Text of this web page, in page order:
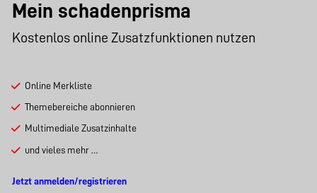
Mein schadenprisma
Kostenlos online Zusatzfunktionen nutzen
Online Merkliste
Themebereiche abonnieren
Multimediale Zusatzinhalte
und vieles mehr …
Jetzt anmelden/registrieren